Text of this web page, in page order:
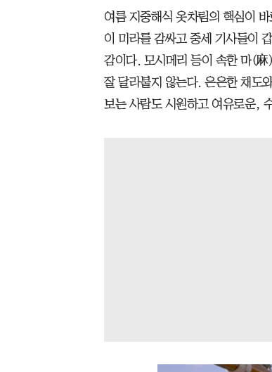
여름 지중해식 옷차림의 핵심이
이 미라를 감싸고 중세 기사들이
감이다. 모시메리 등이 속한 마(
잘 달라붙지 않는다. 은은한 채도
보는 사람도 시원하고 여유로운,